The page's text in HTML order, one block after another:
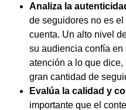
Analiza la
de seguidores no es
cuenta. Un alto nivel
su audiencia confía en
atención a lo que
gran cantidad de
Evalúa la calidad y
importante que el